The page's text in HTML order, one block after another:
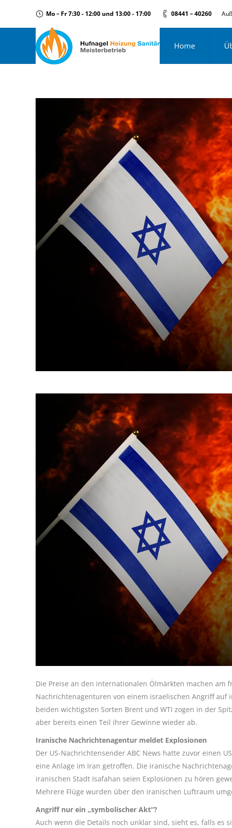
Mo – Fr 7:30 - 12:00 und 13:00 - 17:00 08441 – 40260
Home
Die Preise an den internationalen Ölmärkten machen am
Nachrichtenagenturen von einem israelischen Angriff
beiden wichtigsten Sorten Brent und WTI zogen in der
aber bereits einen Teil ihrer Gewinne wieder ab.
Iranische Nachrichtenagentur meldet Explosionen
Der US-Nachrichtensender ABC News hatte zuvor einen
eine Anlage im Iran getroffen. Die iranische
iranischen Stadt Isafahan seien Explosionen zu hören
Mehrere Flüge wurden über den iranischen Luftraum
Angriff nur ein „symbolischer Akt“?
Auch wenn die Details noch unklar sind, sieht es, falls es